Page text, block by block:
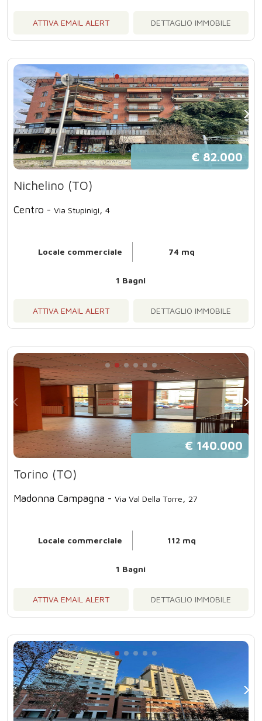
ATTIVA EMAIL ALERT DETTAGLIO IMMOBILE
€ 82.000
Nichelino (TO)
Centro -Via Stupinigi,4
Locale commerciale 74 mq
1 Bagni
ATTIVA EMAIL ALERT DETTAGLIO IMMOBILE
€ 140.000
Torino (TO)
Madonna Campagna -Via Val Della Torre, 27
Locale commerciale 112 mq
1 Bagni
ATTIVA EMAIL ALERT DETTAGLIO IMMOBILE